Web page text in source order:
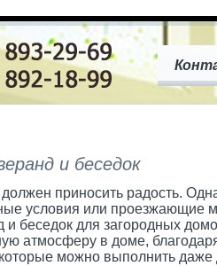
и беседок
приносить радость.
условия или проезжающие
и беседок для загородных
атмосферу в доме,
можно выполнить